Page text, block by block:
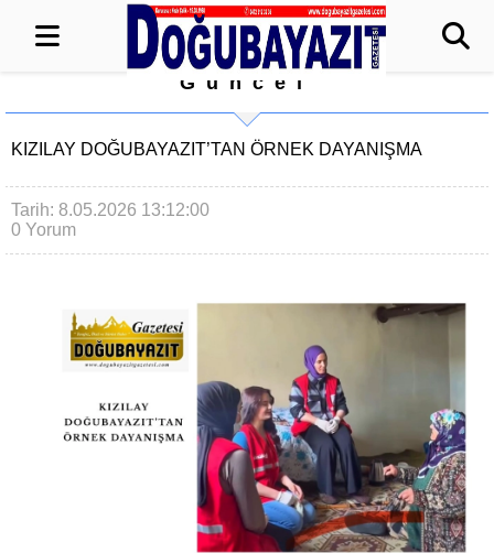
Güncel
KIZILAY DOĞUBAYAZIT’TAN ÖRNEK DAYANIŞMA
Tarih: 8.05.2026 13:12:00
0 Yorum